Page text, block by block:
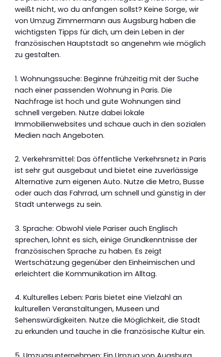
weißt nicht, wo du anfangen sollst? Keine Sorge, wir
von Umzug Zimmermann aus Augsburg haben die
wichtigsten Tipps für dich, um dein Leben in der
französischen Hauptstadt so angenehm wie möglich
zu gestalten.
1. Wohnungssuche: Beginne frühzeitig mit der Suche
nach einer passenden Wohnung in Paris. Die
Nachfrage ist hoch und gute Wohnungen sind
schnell vergeben. Nutze dabei lokale
Immobilienwebsites und schaue auch in den sozialen
Medien nach Angeboten.
2. Verkehrsmittel: Das öffentliche Verkehrsnetz in Paris
ist sehr gut ausgebaut und bietet eine zuverlässige
Alternative zum eigenen Auto. Nutze die Metro, Busse
oder auch das Fahrrad, um schnell und günstig in der
Stadt unterwegs zu sein.
3. Sprache: Obwohl viele Pariser auch Englisch
sprechen, lohnt es sich, einige Grundkenntnisse der
französischen Sprache zu haben. Es zeigt
Wertschätzung gegenüber den Einheimischen und
erleichtert die Kommunikation im Alltag.
4. Kulturelles Leben: Paris bietet eine Vielzahl an
kulturellen Veranstaltungen, Museen und
Sehenswürdigkeiten. Nutze die Möglichkeit, die Stadt
zu erkunden und tauche in die französische Kultur ein.